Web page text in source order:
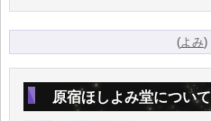
(よみ)
原宿ほしよみ堂について